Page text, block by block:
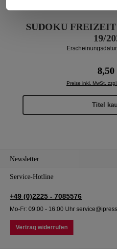
SUDOKU
19/
8,50
Preise inkl. MwSt.
Titel
Newsletter
Service-Hotline
+49 (0)2225 - 7085576
Mo-Fr: 09:00 - 16:00 Uhr
Vertrag widerrufen